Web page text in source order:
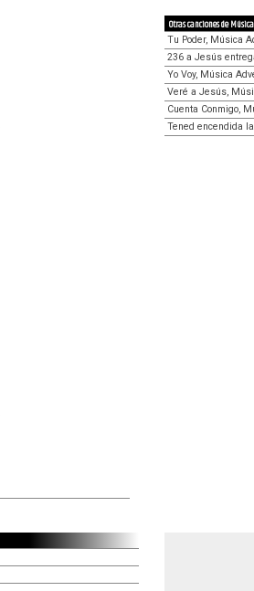
Otras canciones de
Tu Poder, Música
236 a Jesús
Yo Voy, Música
Veré a Jesús,
Cuenta Conmigo,
Tened encendida